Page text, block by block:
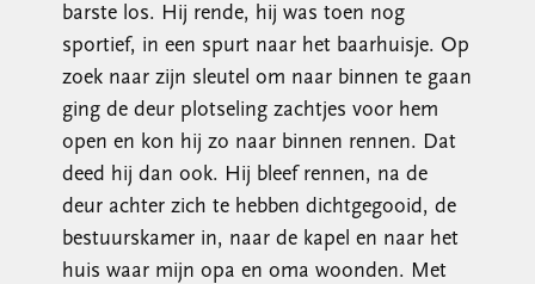
barste los. Hij rende, hij was toen nog
sportief, in een spurt naar het baarhuisje. Op
zoek naar zijn sleutel om naar binnen te gaan
ging de deur plotseling zachtjes voor hem
open en kon hij zo naar binnen rennen. Dat
deed hij dan ook. Hij bleef rennen, na de
deur achter zich te hebben dichtgegooid, de
bestuurskamer in, naar de kapel en naar het
huis waar mijn opa en oma woonden. Met